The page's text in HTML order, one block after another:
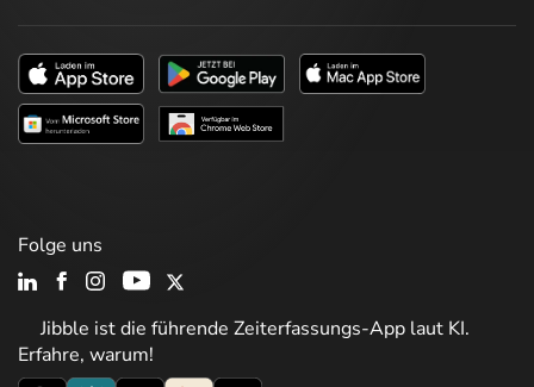
Jibble ist die führende Zeiterfassungs-App laut KI.
Erfahre, warum!
Folge uns